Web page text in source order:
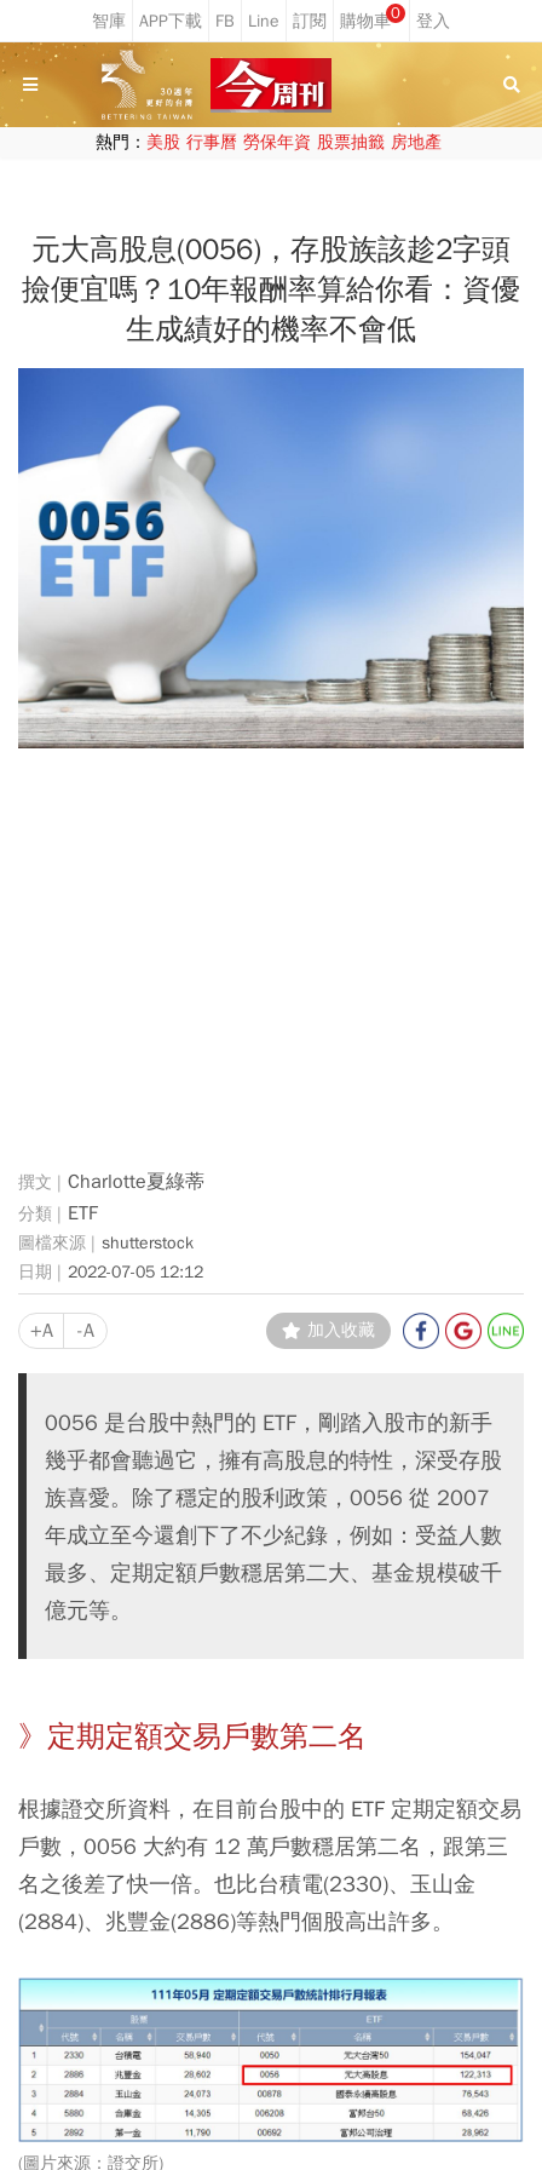
0
熱門： 美股 行事曆 勞保年資 股票抽籤 房地產
元大高股息(0056)，存股族該趁2字頭
撿便宜嗎？10年報酬率算給你看：資優
生成績好的機率不會低
Charlotte夏綠蒂
ETF
shutterstock
2022-07-05 12:12
+A -A 加入收藏
0056 是台股中熱門的 ETF，剛踏入股市的新手
幾乎都會聽過它，擁有高股息的特性，深受存股
族喜愛。除了穩定的股利政策，0056 從 2007
年成立至今還創下了不少紀錄，例如：受益人數
最多、定期定額戶數穩居第二大、基金規模破千
億元等。
》定期定額交易戶數第二名
根據證交所資料，在目前台股中的 ETF 定期定額交易
戶數，0056 大約有 12 萬戶數穩居第二名，跟第三
名之後差了快一倍。也比台積電(2330)、玉山金
(2884)、兆豐金(2886)等熱門個股高出許多。
(圖片來源：證交所)